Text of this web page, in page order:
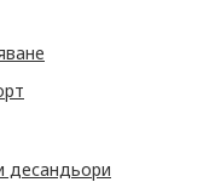
десандьори